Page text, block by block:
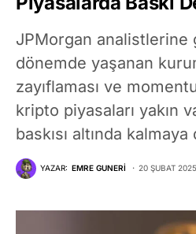
JPMorgan analistlerine
dönemde yaşanan
zayıflaması ve
kripto piyasaları yakın
baskısı altında
YAZAR: EMRE GUNERI 20 ŞUBAT 2025